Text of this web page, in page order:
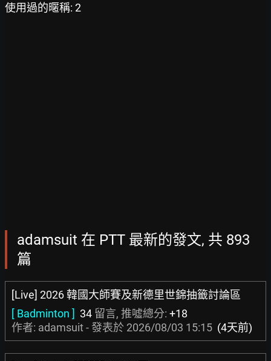
使用過的暱稱: 2
adamsuit 在 PTT 最新的發文, 共 893
篇
[Live] 2026 韓國大師賽及新德里世錦抽籤討論區
[ Badminton ] 34 留言, 推噓總分: +18
作者: adamsuit - 發表於 2026/08/03 15:15 (4天前)